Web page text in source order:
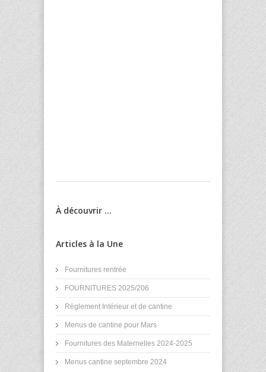
À découvrir ...
Articles à la Une
Fournitures rentrée
FOURNITURES 2025/206
Règlement Intérieur et de cantine
Menus de cantine pour Mars
Fournitures des Maternelles 2024-2025
Menus cantine septembre 2024